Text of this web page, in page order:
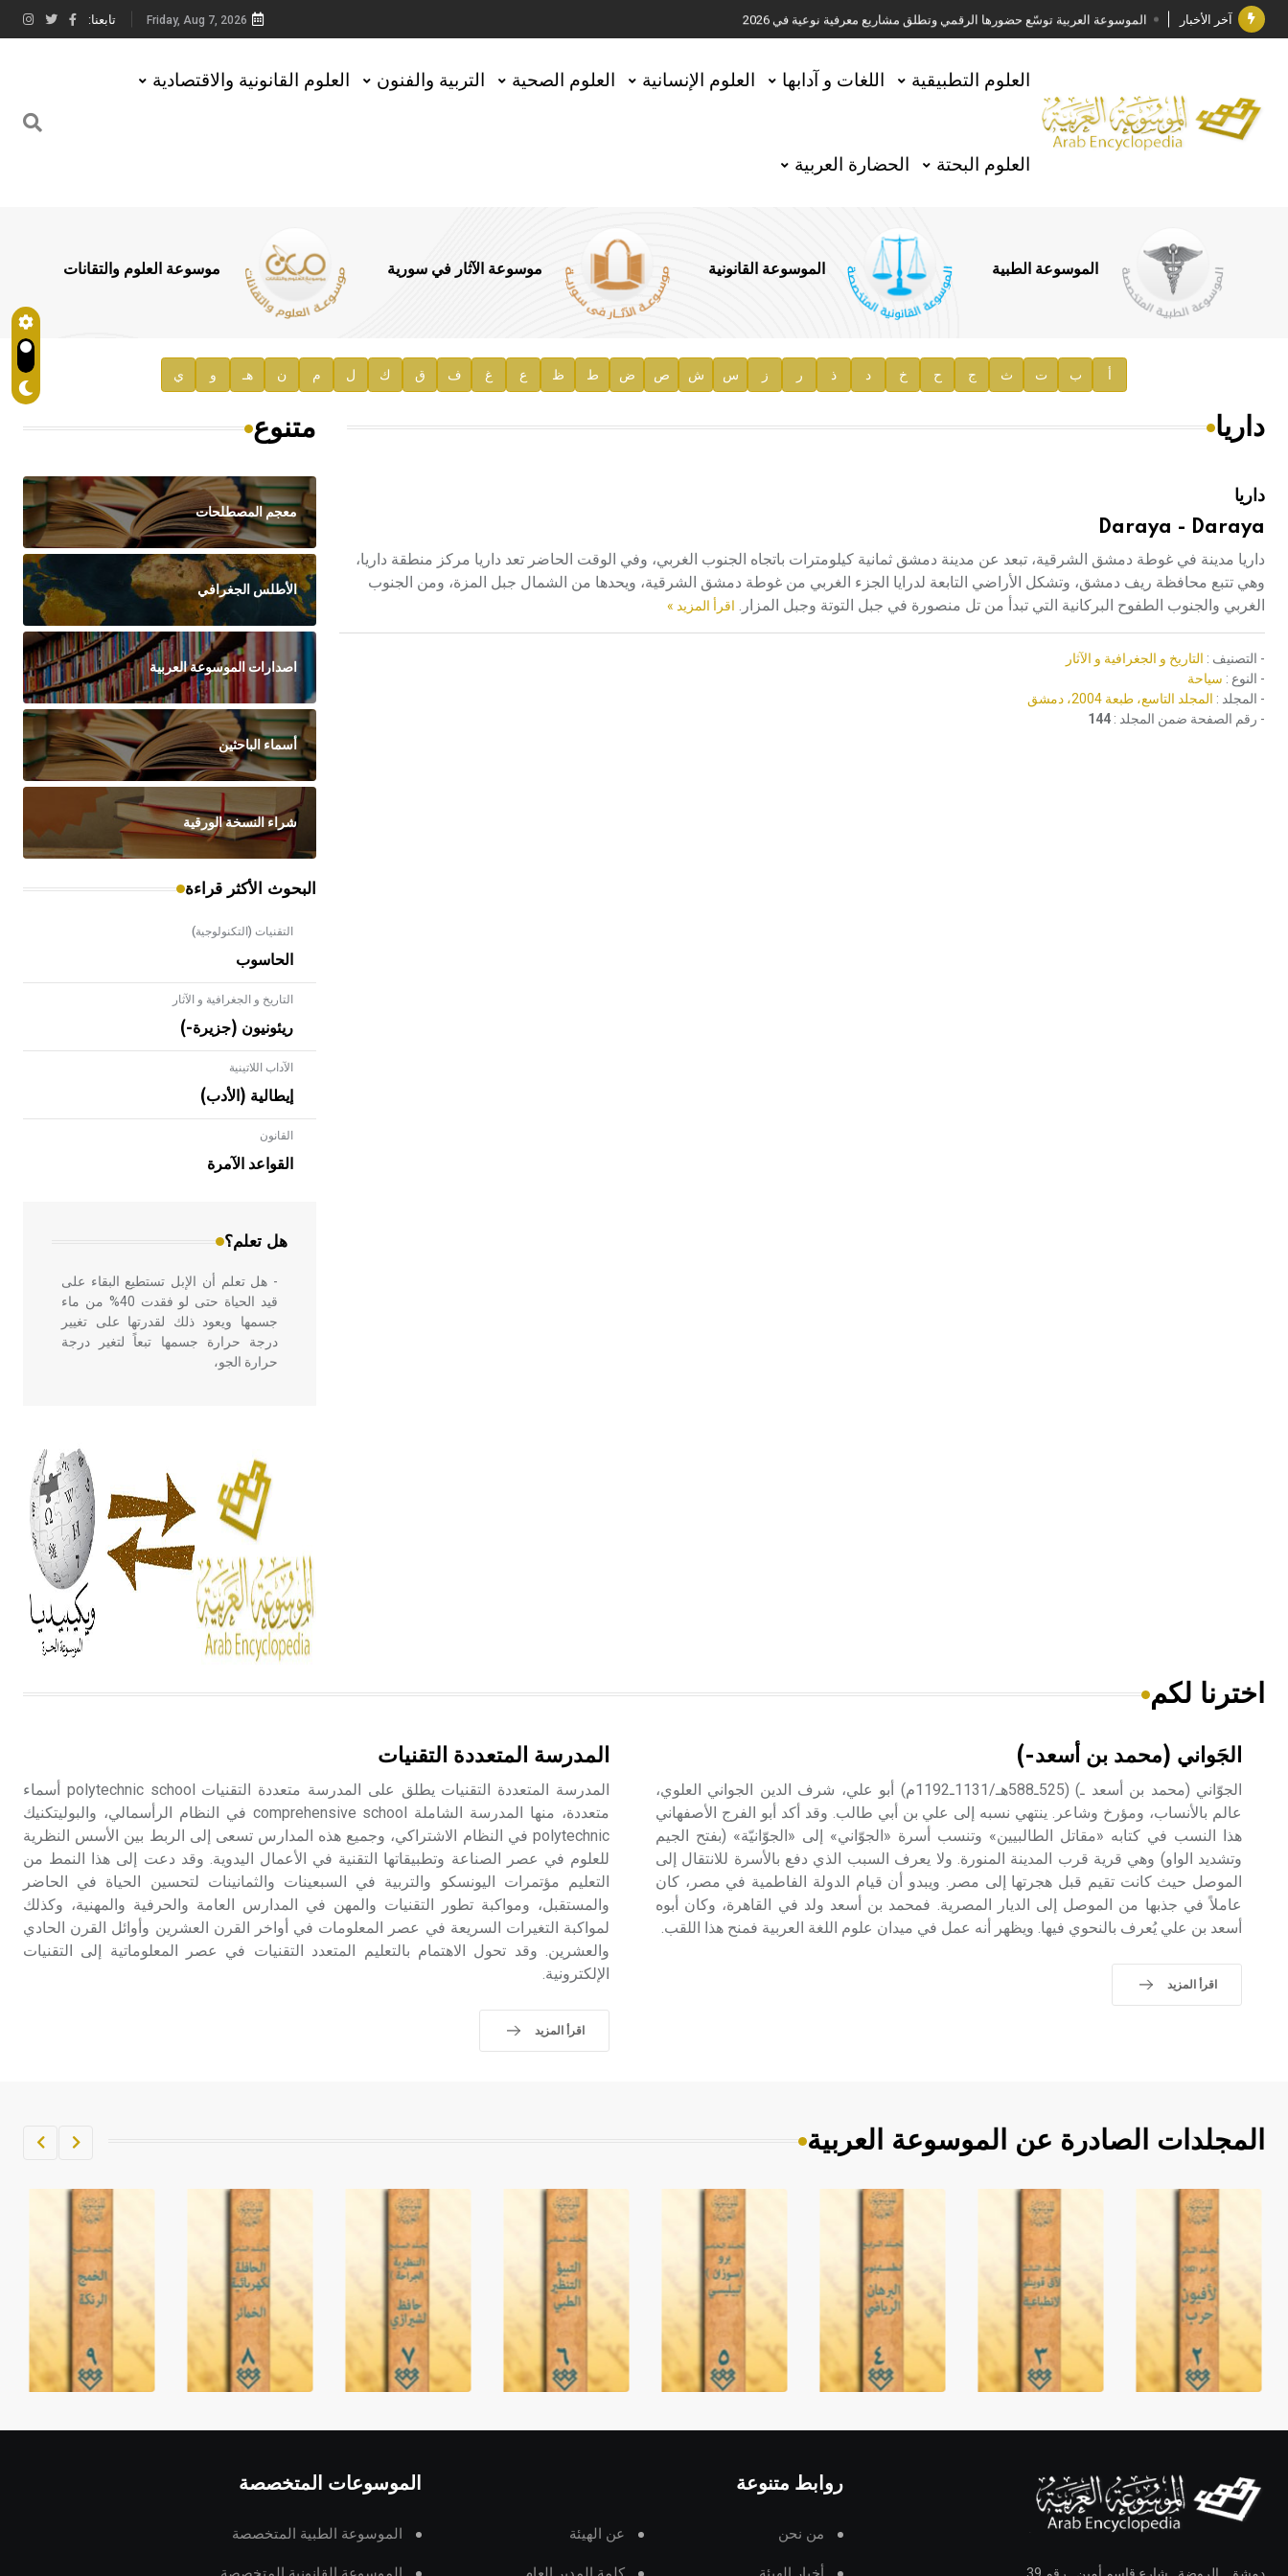
آخر الأخبار الموسوعة العربية توسّع حضورها الرقمي وتطلق مشاريع معرفية نوعية في 2026
جائزة مجمع الملك سلمان العالمي للغة العربية 2025
الأستاذ إياد خالد الطباع مدير عام لهيئة الموسوعة العربية
السيد محمد ياسين صالح وزيرا للثقافة
توصيات مجلس الإدارة
صدور المجلد السابع من موسوعة الآثار في سورية
إعلان..
Friday, Aug 7, 2026 تابعنا:
العلوم التطبيقية اللغات و آدابها العلوم الإنسانية العلوم الصحية التربية والفنون العلوم القانونية والاقتصادية
العلوم البحتة الحضارة العربية
الموسوعة الطبية الموسوعة القانونية موسوعة الآثار في سورية موسوعة العلوم والتقانات
أ ب ت ث ج ح خ د ذ ر ز س ش ص ض ط ظ ع غ ف ق ك ل م ن هـ و ي
داريا
داريا
Daraya - Daraya
داريا مدينة في غوطة دمشق الشرقية، تبعد عن مدينة دمشق ثمانية كيلومترات باتجاه الجنوب الغربي، وفي الوقت الحاضر تعد داريا مركز منطقة داريا،
وهي تتبع محافظة ريف دمشق، وتشكل الأراضي التابعة لدرايا الجزء الغربي من غوطة دمشق الشرقية، ويحدها من الشمال جبل المزة، ومن الجنوب
الغربي والجنوب الطفوح البركانية التي تبدأ من تل منصورة في جبل التوتة وجبل المزار. اقرأ المزيد »
- التصنيف : التاريخ و الجغرافية و الآثار
- النوع : سياحة
- المجلد : المجلد التاسع، طبعة 2004، دمشق
- رقم الصفحة ضمن المجلد : 144
متنوع
معجم المصطلحات
الأطلس الجغرافي
اصدارات الموسوعة العربية
أسماء الباحثين
شراء النسخة الورقية
البحوث الأكثر قراءة
التقنيات (التكنولوجية)
الحاسوب
التاريخ و الجغرافية و الآثار
ريئونيون (جزيرة-)
الآداب اللاتينية
إيطالية (الأدب)
القانون
القواعد الآمرة
هل تعلم؟
- هل تعلم أن الأبلق نوع من الفنون
الهندسية التي ارتبطت بالعمارة الإسلامية
في بلاد الشام ومصر خاصة، حيث يحرص
- هل تعلم أن الإبل تستطيع البقاء على
قيد الحياة حتى لو فقدت 40% من ماء
جسمها ويعود ذلك لقدرتها على تغيير
درجة حرارة جسمها تبعاً لتغير درجة
حرارة الجو،
أربعة مؤلفات هي: الحكم، الأدلة، تنظيم
التغذية، ورسالته في جروح الرأس.
ويعود له الفضل بأنه حرر الطب من
الدين والفلسفة.
- هل تعلم أن المرجان إفراز حيواني
يتكون في البحر ويتركب من مادة
كربونات الكلسيوم، وهو أحمر أو شديد
الحمرة وهو أجود أنواعه، ويمتاز بكبر
الحجم ويسمى الش
الإنكليزية أب
- هل تعلم أن أبجر Abgar اسم معروف
جيداً يعود إلى عدد من الملوك الذين
حكموا مدينة إديسا (الرها) من أبجر الأول
وحتى التاسع، وهم ينتسبون إلى أسرة
أوسروين
اخترنا لكم
الجَواني (محمد بن أسعد-)
الجوّاني (محمد بن أسعد ـ) (525ـ588هـ/1131ـ1192م) أبو علي، شرف الدين الجواني العلوي،
عالم بالأنساب، ومؤرخ وشاعر. ينتهي نسبه إلى علي بن أبي طالب. وقد أكد أبو الفرج الأصفهاني
هذا النسب في كتابه «مقاتل الطالبيين» وتنسب أسرة «الجوّاني» إلى «الجوّانيّة» (بفتح الجيم
وتشديد الواو) وهي قرية قرب المدينة المنورة. ولا يعرف السبب الذي دفع بالأسرة للانتقال إلى
الموصل حيث كانت تقيم قبل هجرتها إلى مصر. ويبدو أن قيام الدولة الفاطمية في مصر، كان
عاملاً في جذبها من الموصل إلى الديار المصرية. فمحمد بن أسعد ولد في القاهرة، وكان أبوه
أسعد بن علي يُعرف بالنحوي فيها. ويظهر أنه عمل في ميدان علوم اللغة العربية فمنح هذا اللقب.
اقرأ المزيد
المدرسة المتعددة التقنيات
المدرسة المتعددة التقنيات يطلق على المدرسة متعددة التقنيات polytechnic school أسماء
متعددة، منها المدرسة الشاملة comprehensive school في النظام الرأسمالي، والبوليتكنيك
polytechnic في النظام الاشتراكي، وجميع هذه المدارس تسعى إلى الربط بين الأسس النظرية
للعلوم في عصر الصناعة وتطبيقاتها التقنية في الأعمال اليدوية. وقد دعت إلى هذا النمط من
التعليم مؤتمرات اليونسكو والتربية في السبعينات والثمانينات لتحسين الحياة في الحاضر
والمستقبل، ومواكبة تطور التقنيات والمهن في المدارس العامة والحرفية والمهنية، وكذلك
لمواكبة التغيرات السريعة في عصر المعلومات في أواخر القرن العشرين وأوائل القرن الحادي
والعشرين. وقد تحول الاهتمام بالتعليم المتعدد التقنيات في عصر المعلوماتية إلى التقنيات
الإلكترونية.
اقرأ المزيد
المجلدات الصادرة عن الموسوعة العربية
روابط متنوعة
من نحن عن الهيئة
الموسوعات المتخصصة
الموسوعة الطبية المتخصصة